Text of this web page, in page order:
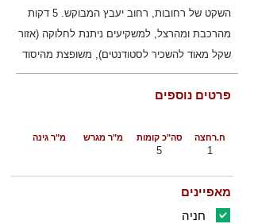
השקט של רחובות, רחוב יעבץ המבוקש. 5 דקות
מהרכבת ומהרצל, למשקיעים ניתנת לחלוקה (אזור
שקל מאוד להשכיר לסטודנטים), משופצת מהיסוד
פרטים נוספים
סה"כ קומות מ"ר גינה מ"ר מגרש ח.רחצה
5 1
מאפיינים
חניה